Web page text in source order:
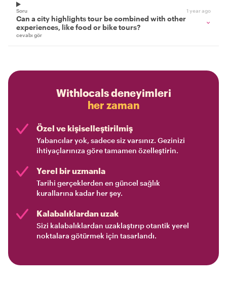
Soru 1 year ago
Can a city highlights tour be combined with other
experiences, like food or bike tours?
cevabı gör
Withlocals deneyimleri
her zaman
Özel ve kişiselleştirilmiş
Yabancılar yok, sadece siz varsınız. Gezinizi
ihtiyaçlarınıza göre tamamen özelleştirin.
Yerel bir uzmanla
Tarihi gerçeklerden en güncel sağlık
kurallarına kadar her şey.
Kalabalıklardan uzak
Sizi kalabalıklardan uzaklaştırıp otantik yerel
noktalara götürmek için tasarlandı.